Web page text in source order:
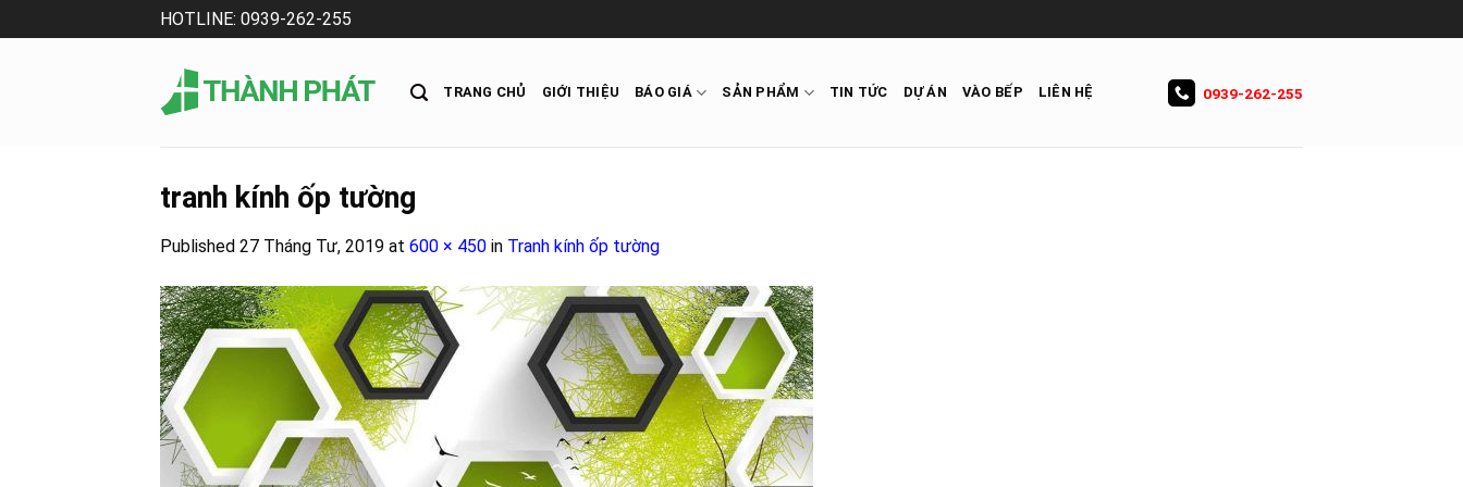
to
HOTLINE: 0939-262-255
TRANG CHỦ GIỚI THIỆU BÁO GIÁ SẢN PHẨM TIN TỨC DỰ ÁN VÀO BẾP LIÊN HỆ 0939-262-255
tranh kính ốp tường
Published 27 Tháng Tư, 2019 at 600 × 450 in Tranh kính ốp tường